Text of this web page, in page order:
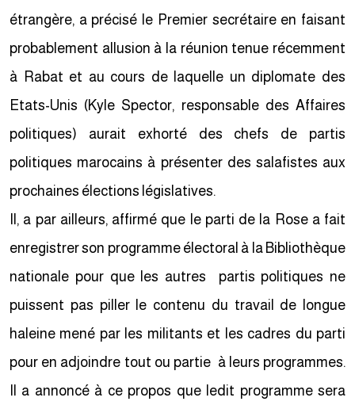
étrangère, a précisé le Premier secrétaire en faisant
probablement allusion à la réunion tenue récemment
à Rabat et au cours de laquelle un diplomate des
Etats-Unis (Kyle Spector, responsable des Affaires
politiques) aurait exhorté des chefs de partis
politiques marocains à présenter des salafistes aux
prochaines élections législatives.
Il, a par ailleurs, affirmé que le parti de la Rose a fait
enregistrer son programme électoral à la Bibliothèque
nationale pour que les autres partis politiques ne
puissent pas piller le contenu du travail de longue
haleine mené par les militants et les cadres du parti
pour en adjoindre tout ou partie à leurs programmes.
Il a annoncé à ce propos que ledit programme sera